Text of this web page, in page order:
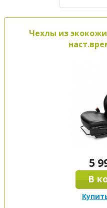
Чехлы из экокожи
5
В